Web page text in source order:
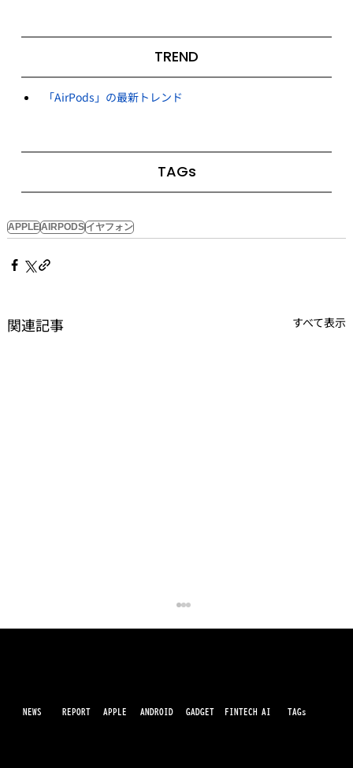
TREND
「AirPods」の最新トレンド
TAGs
APPLEAIRPODSイヤフォン
関連記事 すべて表示
NEWS REPORT APPLE ANDROID GADGET FINTECH AI TAGs